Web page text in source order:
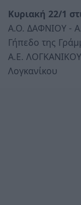
Κυριακή 22/1
Α.Ο. ΔΑΦΝΙΟΥ -
Γήπεδο της
Α.Ε.
Λογκανίκου